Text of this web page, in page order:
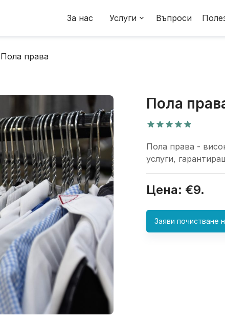
За нас Услуги Въпроси
Пола права
Пола
Пола права -
услуги,
Цена: €9.
Заяви почистване